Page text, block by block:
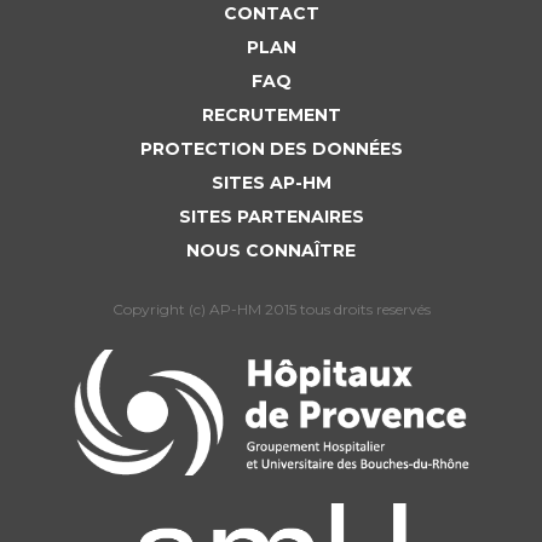
Nos indicateurs qualité et de sécurité des soins
Protection des données
Les recherches en santé à l’AP-HM
Liste des marchés conclus
CONTACT
PLAN
FAQ
RECRUTEMENT
PROTECTION DES DONNÉES
SITES AP-HM
SITES PARTENAIRES
NOUS CONNAÎTRE
Copyright (c) AP-HM 2015 tous droits reservés